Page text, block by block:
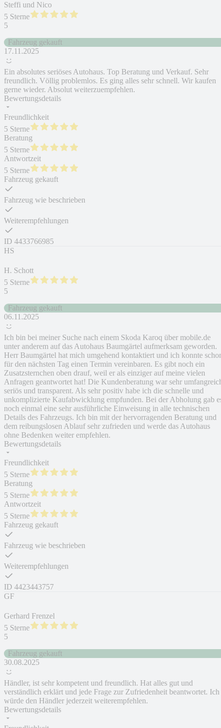
Steffi und Nico
5 Sterne
5
Fahrzeug gekauft
17.11.2025
Ein absolutes seriöses Autohaus. Top Beratung und Verkauf. Sehr
freundlich. Völlig problemlos. Es ging alles sehr schnell. Wir kaufen
gerne wieder. Absolut weiterzuempfehlen.
Bewertungsdetails
Freundlichkeit
5 Sterne
Beratung
5 Sterne
Antwortzeit
5 Sterne
Fahrzeug gekauft
Fahrzeug wie beschrieben
Weiterempfehlungen
ID 4433766985
HS
H. Schott
5 Sterne
5
Fahrzeug gekauft
06.11.2025
Ich bin bei meiner Suche nach einem Skoda Karoq über mobile.de
unter anderem auf das Autohaus Baumgärtel aufmerksam geworden.
Herr Baumgärtel hat mich umgehend kontaktiert und ich konnte
für den nächsten Tag einen Termin vereinbaren. Es gibt noch ein
Zusatzsternchen oben drauf, weil er als einziger auf meine vielen
Anfragen geantwortet hat! Die Kundenberatung war sehr
seriös und transparent. Als sehr positiv habe ich die schnelle und
unkomplizierte Kaufabwicklung empfunden. Bei der Abholung gab
noch einmal eine sehr ausführliche Einweisung in alle technischen
Details des Fahrzeugs. Ich bin mit der hervorragenden Beratung und
dem reibungslosen Ablauf sehr zufrieden und werde das Autohaus
ohne Bedenken weiter empfehlen.
Bewertungsdetails
Freundlichkeit
5 Sterne
Beratung
5 Sterne
Antwortzeit
5 Sterne
Fahrzeug gekauft
Fahrzeug wie beschrieben
Weiterempfehlungen
ID 4423443757
GF
Gerhard Frenzel
5 Sterne
5
Fahrzeug gekauft
30.08.2025
Händler, ist sehr kompetent und freundlich. Hat alles gut und
verständlich erklärt und jede Frage zur Zufriedenheit beantwortet. Ich
würde den Händler jederzeit weiterempfehlen.
Bewertungsdetails